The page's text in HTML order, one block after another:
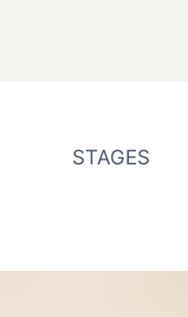
STAGES